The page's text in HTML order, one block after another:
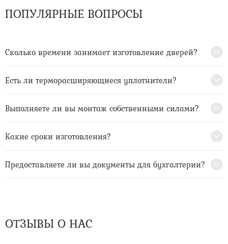
ПОПУЛЯРНЫЕ ВОПРОСЫ
Сколько времени занимает изготовление дверей?
Есть ли терморасширяющиеся уплотнители?
Выполняете ли вы монтаж собственными силами?
Какие сроки изготовления?
Предоставляете ли вы документы для бухгалтерии?
ОТЗЫВЫ О НАС